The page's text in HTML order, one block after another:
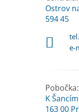
Ostrov
594 45
e-
Pobočka:
K
163 00